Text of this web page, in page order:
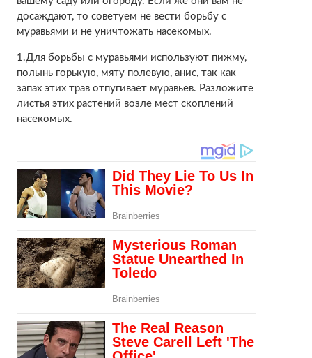
досаждают, то советуем не вести борьбу с
муравьями и не уничтожать насекомых.
1.Для борьбы с муравьями используют пижму,
полынь горькую, мяту полевую, анис, так как
запах этих трав отпугивает муравьев. Разложите
листья этих растений возле мест скоплений
насекомых.